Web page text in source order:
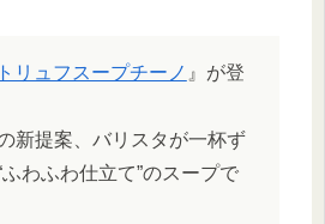
リュフスープチーノ 』が登
新提案、バリスタが一杯ず
わふわ仕立て”のスープで